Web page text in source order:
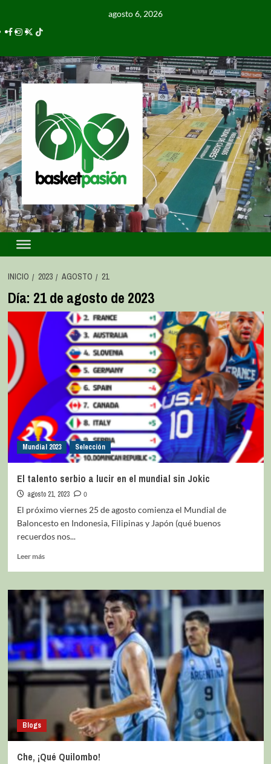
agosto 6, 2026
INICIO 2023 AGOSTO 21
Día: 21 de agosto de 2023
Mundial 2023 Selección
El talento serbio a lucir en el mundial sin Jokic
agosto 21, 2023
0
El próximo viernes 25 de agosto comienza el Mundial de
Baloncesto en Indonesia, Filipinas y Japón (qué buenos
recuerdos nos...
Leer más
Blogs
Che, ¡Qué Quilombo!